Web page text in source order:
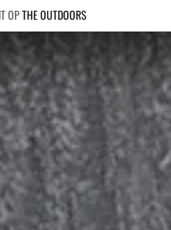
THE OUTDOORS